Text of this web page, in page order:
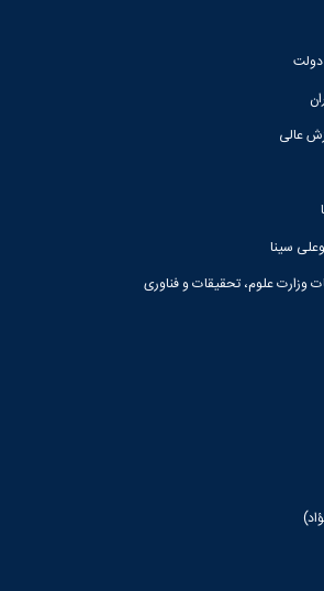
دولت
عالی
سینا
وزارت علوم، تحقیقات و فناوری